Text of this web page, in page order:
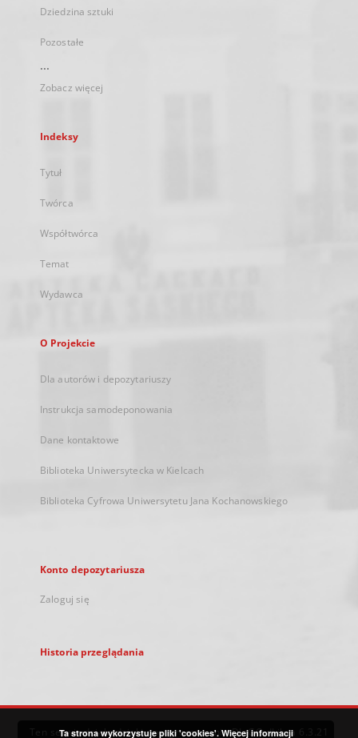
Dziedzina sztuki
Pozostałe
...
Zobacz więcej
Indeksy
Tytuł
Twórca
Współtwórca
Temat
Wydawca
O Projekcie
Dla autorów i depozytariuszy
Instrukcja samodeponowania
Dane kontaktowe
Biblioteka Uniwersytecka w Kielcach
Biblioteka Cyfrowa Uniwersytetu Jana Kochanowskiego
Konto depozytariusza
Zaloguj się
Historia przeglądania
Ten serwis działa dzięki oprogramowaniuDInGO dLibra 6.3.21
Ta strona wykorzystuje pliki 'cookies'. Więcej informacji